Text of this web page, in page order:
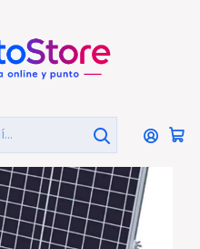
Iluminación Solar
Y Control Remoto - Ps